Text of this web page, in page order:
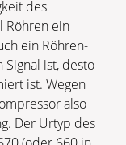
des
Röhren ein
ein Röhren-
Signal ist, desto
ist. Wegen
also
Der Urtyp des